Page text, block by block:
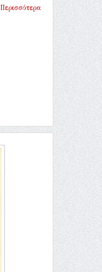
Περισσότερα